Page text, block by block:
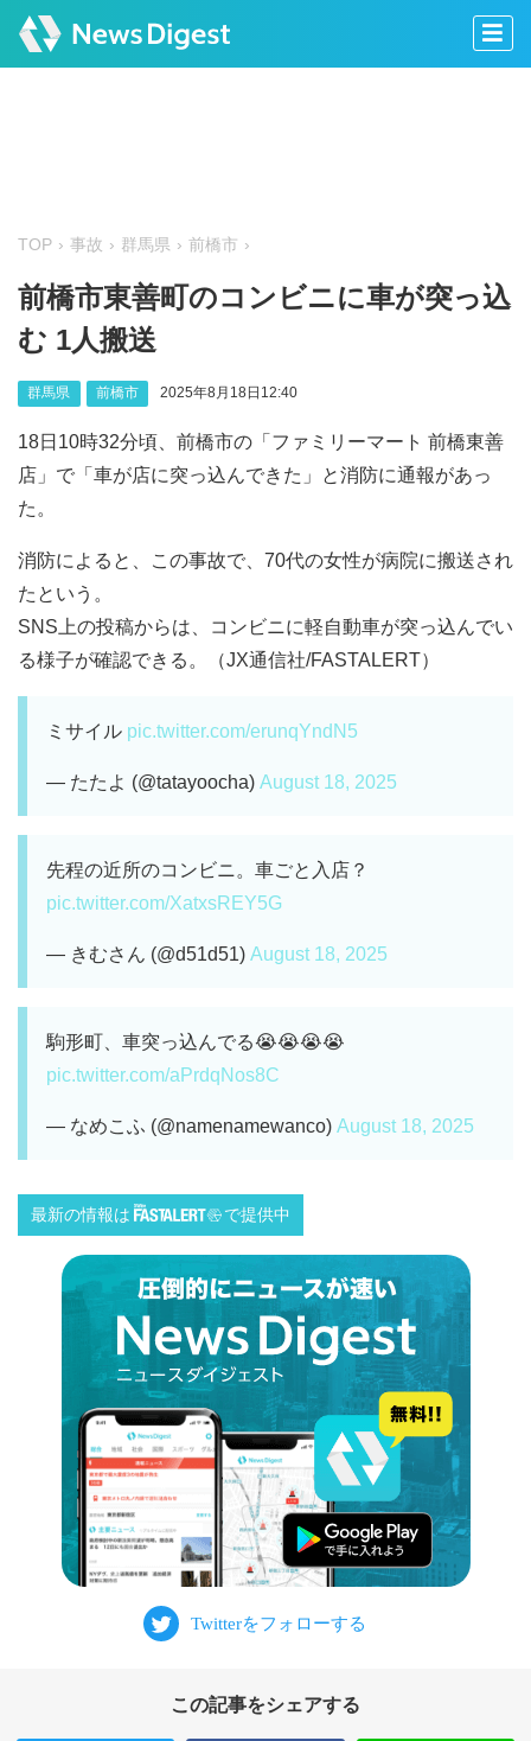
TOP 事故 群馬県 前橋市
前橋市東善町のコンビニに車が突っ込
む 1人搬送
群馬県 前橋市 2025年8月18日12:40
18日10時32分頃、前橋市の「ファミリーマート 前橋東善
店」で「車が店に突っ込んできた」と消防に通報があっ
た。
消防によると、この事故で、70代の女性が病院に搬送され
たという。
SNS上の投稿からは、コンビニに軽自動車が突っ込んでい
る様子が確認できる。（JX通信社/FASTALERT）
ミサイル pic.twitter.com/erunqYndN5
— たたよ (@tatayoocha) August 18, 2025
先程の近所のコンビニ。車ごと入店？
pic.twitter.com/XatxsREY5G
— きむさん (@d51d51) August 18, 2025
駒形町、車突っ込んでる😭😭😭😭
pic.twitter.com/aPrdqNos8C
— なめこふ (@namenamewanco) August 18, 2025
最新の情報は で提供中
この記事をシェアする